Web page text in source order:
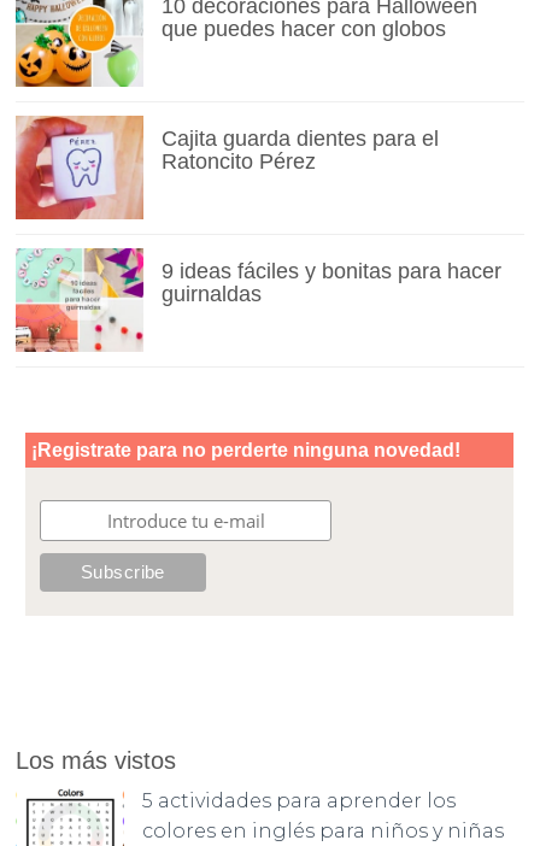
10 decoraciones para Halloween
que puedes hacer con globos
Cajita guarda dientes para el
Ratoncito Pérez
9 ideas fáciles y bonitas para hacer
guirnaldas
Los más vistos
5 actividades para aprender los
colores en inglés para niños y niñas